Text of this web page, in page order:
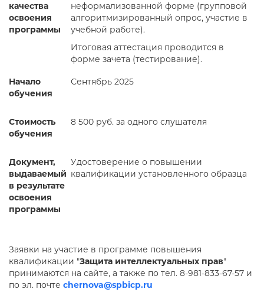
качества
освоения
программы
неформализованной форме (групповой
алгоритмизированный опрос, участие в
учебной работе).
Итоговая аттестация проводится в
форме зачета (тестирование).
Начало
обучения
Сентябрь 2025
Стоимость
обучения
8 500 руб. за одного слушателя
Документ,
выдаваемый
в результате
освоения
программы
Удостоверение о повышении
квалификации установленного образца
Заявки на участие в программе повышения
квалификации "Защита интеллектуальных прав"
принимаются на сайте, а также по тел. 8-981-833-67-57 и
по эл. почте chernova@spbicp.ru